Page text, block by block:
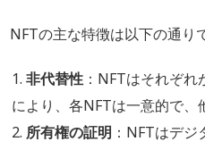
NFTの主な特徴は以下の通り
非代替性 ：NFTはそれぞ
により、各NFTは一意的で、
所有権の証明 ：NFTはデ